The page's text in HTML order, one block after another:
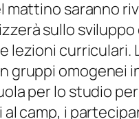
mattino saranno
sullo
curriculari.
gruppi omogenei
per lo studio
al camp, i